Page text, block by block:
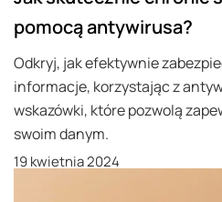
pomocą antywirusa?
Odkryj, jak efektywnie
informacje, korzystając z
wskazówki, które pozwolą
swoim danym.
19 kwietnia 2024